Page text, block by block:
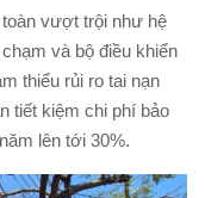
vượt trội như hệ
và bộ điều khiển
thiểu rủi ro tai nạn
tiết kiệm chi phí bảo
lên tới 30%.